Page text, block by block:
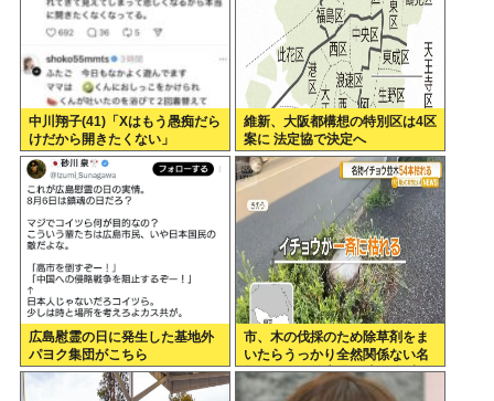
中川翔子(41)「Xはもう愚痴だら
けだから開きたくない」
維新、大阪都構想の特別区は4区
案に 法定協で決定へ
広島慰霊の日に発生した基地外
パヨク集団がこちら
市、木の伐採のため除草剤をま
いたらうっかり全然関係ない名
物イチョウ並木道54本を全滅さ
せてしまう(・ω<)